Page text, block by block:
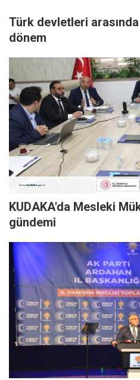
Türk devletleri
dönem
KUDAKA'da Mesleki
gündemi